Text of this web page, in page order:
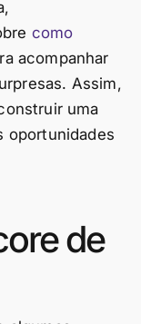
como
acompanhar
Assim,
uma
oportunidades
de